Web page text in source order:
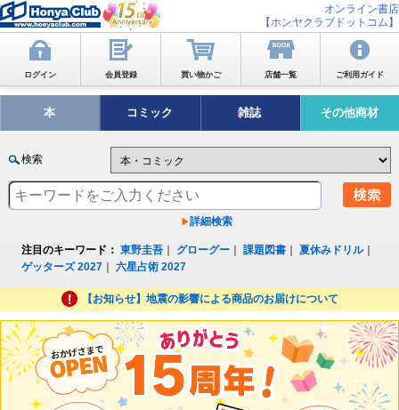
オンライン書店
【ホンヤクラブドットコム】
ログイン 会員登録 買い物かご 店舗一覧 ご利用ガイド
本 コミック 雑誌 その他商材
検索
詳細検索
注目のキーワード： 東野圭吾 グローグー ｜課題図書 ｜夏休みドリル｜
ゲッターズ 2027 ｜六星占術 2027
【お知らせ】地震の影響による商品のお届けについて